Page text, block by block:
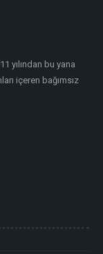
yılından bu yana
içeren bağımsız